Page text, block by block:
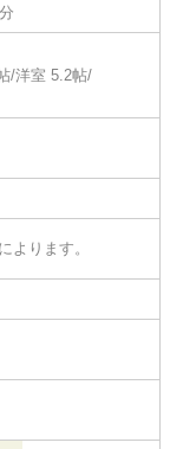
/洋室 5.2帖/
よります。